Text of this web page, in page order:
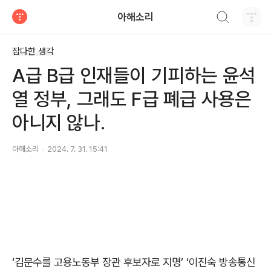
아해소리
잡다한 생각
A급 B급 인재들이 기피하는 윤석
열 정부, 그래도 F급 폐급 사용은
아니지 않나.
아해소리 2024. 7. 31. 15:41
‘김문수를 고용노동부 장관 후보자로 지명’ ‘이진숙 방송통신